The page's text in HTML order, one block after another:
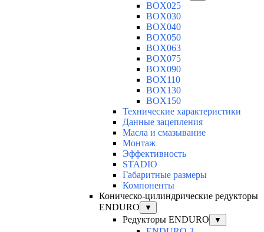
BOX025
BOX030
BOX040
BOX050
BOX063
BOX075
BOX090
BOX110
BOX130
BOX150
Технические характеристики
Данные зацепления
Масла и смазывание
Монтаж
Эффективность
STADIO
Габаритные размеры
Компоненты
Коническо-цилиндрические редукторы
ENDURO
▼
Редукторы ENDURO ▼